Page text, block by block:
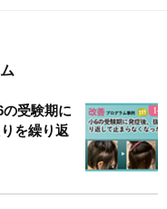
受験期に
を繰り返